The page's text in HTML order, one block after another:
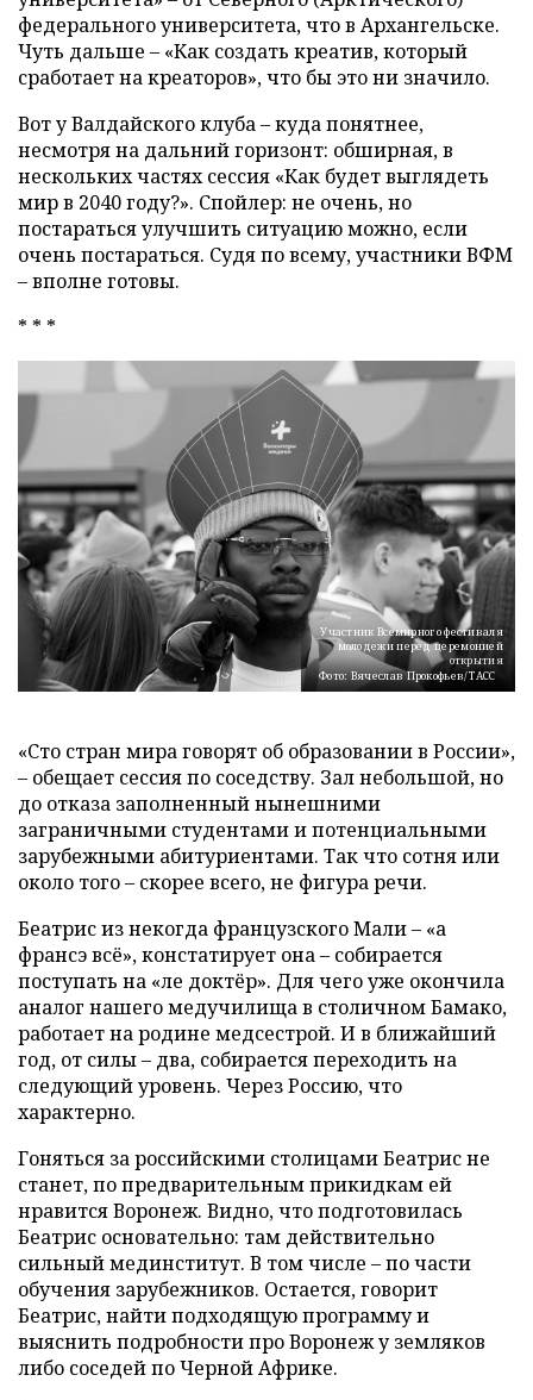
федерального университета, что в Архангельске.
Чуть дальше – «Как создать креатив, который
сработает на креаторов», что бы это ни значило.
Вот у Валдайского клуба – куда понятнее,
несмотря на дальний горизонт: обширная, в
нескольких частях сессия «Как будет выглядеть
мир в 2040 году?». Спойлер: не очень, но
постараться улучшить ситуацию можно, если
очень постараться. Судя по всему, участники ВФМ
– вполне готовы.
* * *
Участник Всемирного фестиваля
молодежи перед церемонией
открытия
Фото: Вячеслав Прокофьев/ТАСС
«Сто стран мира говорят об образовании в России»,
– обещает сессия по соседству. Зал небольшой, но
до отказа заполненный нынешними
заграничными студентами и потенциальными
зарубежными абитуриентами. Так что сотня или
около того – скорее всего, не фигура речи.
Беатрис из некогда французского Мали – «а
франсэ всё», констатирует она – собирается
поступать на «ле доктёр». Для чего уже окончила
аналог нашего медучилища в столичном Бамако,
работает на родине медсестрой. И в ближайший
год, от силы – два, собирается переходить на
следующий уровень. Через Россию, что
характерно.
Гоняться за российскими столицами Беатрис не
станет, по предварительным прикидкам ей
нравится Воронеж. Видно, что подготовилась
Беатрис основательно: там действительно
сильный мединститут. В том числе – по части
обучения зарубежников. Остается, говорит
Беатрис, найти подходящую программу и
выяснить подробности про Воронеж у земляков
либо соседей по Черной Африке.